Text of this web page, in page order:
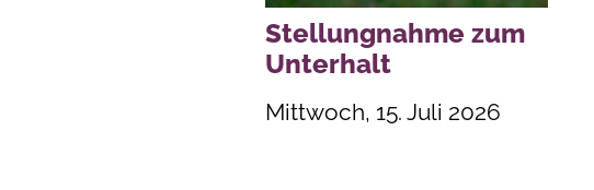
Stellungnahme zum
Unterhalt
Mittwoch, 15. Juli 2026